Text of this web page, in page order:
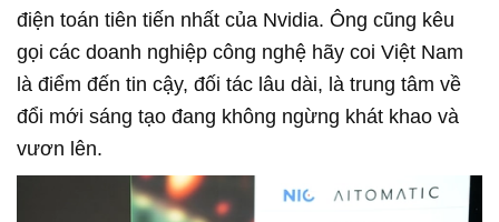
điện toán tiên tiến nhất của Nvidia. Ông cũng kêu
gọi các doanh nghiệp công nghệ hãy coi Việt Nam
là điểm đến tin cậy, đối tác lâu dài, là trung tâm về
đổi mới sáng tạo đang không ngừng khát khao và
vươn lên.